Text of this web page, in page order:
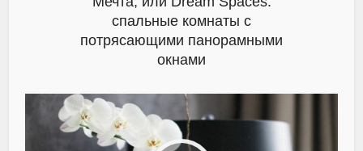
спальные комнаты с
потрясающими панорамными
окнами